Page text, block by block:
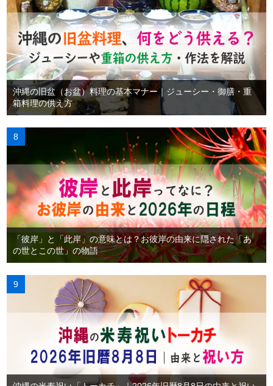
沖縄の旧盆（お盆）料理の基本マナー｜ジューシー・御膳・重
箱料理の供え方
「彼岸」と「此岸」の意味とは？お彼岸の由来に隠された「あ
の世とこの世」の物語